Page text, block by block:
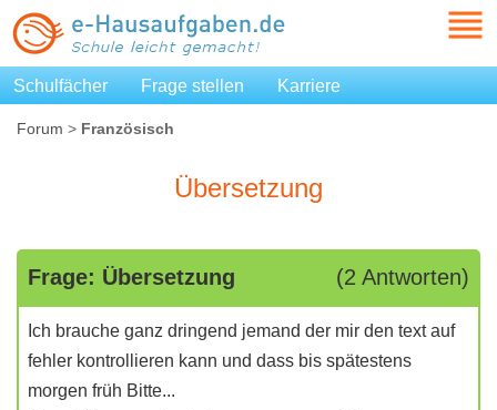
Schulfächer Frage stellen Karriere
Forum > Französisch
Übersetzung
Frage: Übersetzung (2 Antworten)
Ich brauche ganz dringend jemand der mir den text auf
fehler kontrollieren kann und dass bis spätestens
morgen früh Bitte...